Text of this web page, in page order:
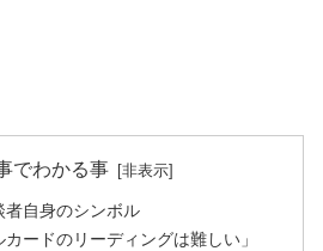
でわかる事
者自身のシンボル
カードのリーディングは難しい」